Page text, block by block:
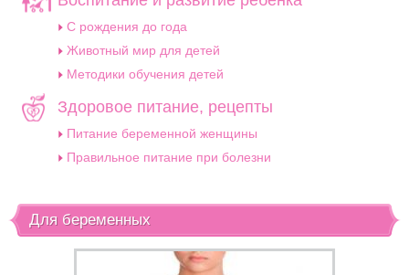
C рождения до года
Животный мир для детей
Методики обучения детей
Здоровое питание, рецепты
Питание беременной женщины
Правильное питание при болезни
Для беременных